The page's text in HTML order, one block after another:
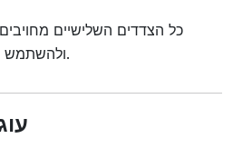
כל הצדדים השלישיים
ולהשתמש בו אך ורק למטרות מורשות.
6.